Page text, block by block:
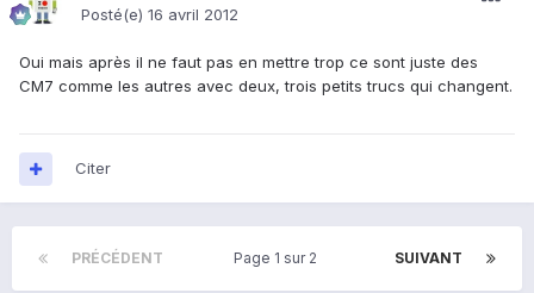
Posté(e) 16 avril 2012
Oui mais après il ne faut pas en mettre trop ce sont juste des
CM7 comme les autres avec deux, trois petits trucs qui changent.
Citer
PRÉCÉDENT SUIVANT
Page 1 sur 2